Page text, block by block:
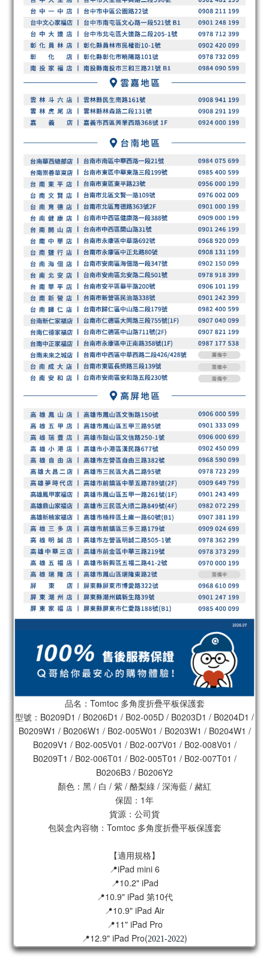
品名：Tomtoc 多角度折疊平板保護套
型號：B0209D1 / B0206D1 / B02-005D / B0203D1 / B0204D1 /
B0209W1 / B0206W1 / B02-005W01 / B0203W1 / B0204W1 /
B0209V1 / B02-005V01 / B02-007V01 / B02-008V01 /
B0209T1 / B02-006T01 / B02-005T01 / B02-007T01 /
B0206B3 / B0206Y2
顏色：黑 / 白 / 紫 / 酪梨綠 / 深海藍 / 赭紅
保固：1年
貨源：公司貨
包裝盒內容物：Tomtoc 多角度折疊平板保護套
【適用規格】
📍iPad mini 6
📍10.2" iPad
📍10.9" iPad 第10代
📍10.9" iPad Air
📍11" iPad Pro
📍12.9" iPad Pro(2021-2022)